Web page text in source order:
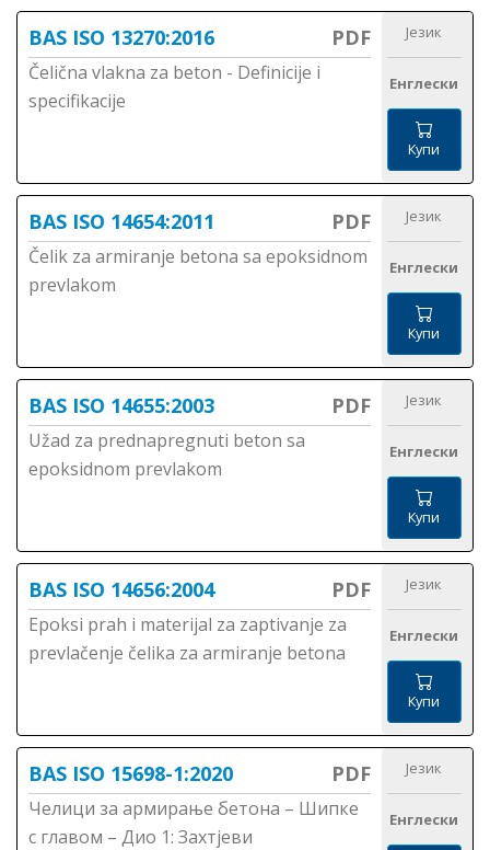
BAS ISO 13270:2016 PDF
Čelična vlakna za beton - Definicije i
specifikacije
Језик
Енглески
Купи
BAS ISO 14654:2011 PDF
Čelik za armiranje betona sa epoksidnom
prevlakom
Језик
Енглески
Купи
BAS ISO 14655:2003 PDF
Užad za prednapregnuti beton sa
epoksidnom prevlakom
Језик
Енглески
Купи
BAS ISO 14656:2004 PDF
Epoksi prah i materijal za zaptivanje za
prevlačenje čelika za armiranje betona
Језик
Енглески
Купи
BAS ISO 15698-1:2020 PDF
Челици за армирање бетона – Шипке
с главом – Дио 1: Захтјеви
Језик
Енглески